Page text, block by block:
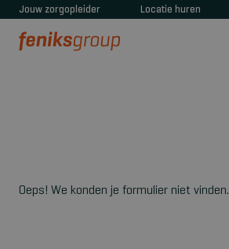
Jouw zorgopleider Locatie huren
Oeps! We konden je formulier niet vinden.